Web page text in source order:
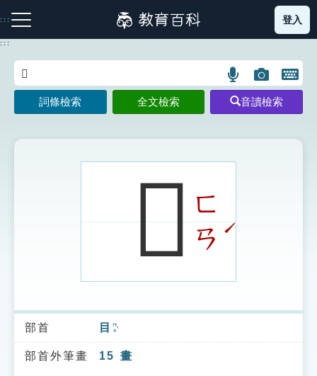
到
主
:::
注音索引圖示 筆畫索引圖示 部首索引表圖示
索引選單
知識索引
登入
:::
語
言
搜
示
圖
片
搜
開
鍵
圖
詞條檢索 全文檢索 音讀檢索
𥌞ㄈ
ㄢˊ
部首 目 ㄇㄨˋ
部首外筆畫 15 畫